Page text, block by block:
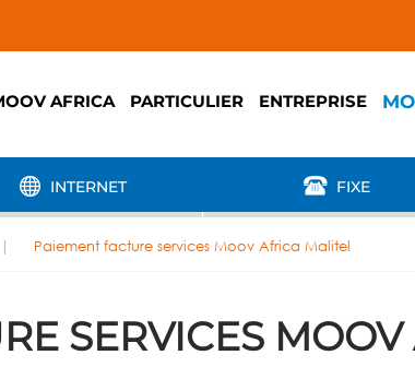
AFRICA PARTICULIER ENTREPRISE
INTERNET FIXE
Paiement facture services Moov Africa Malitel
SERVICES